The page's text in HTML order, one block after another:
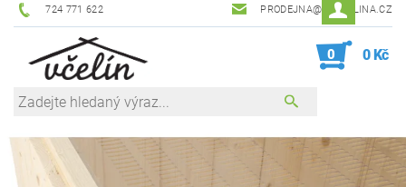
724 771 622 PRODEJNA@ZEVCELINA.CZ
0 0 Kč